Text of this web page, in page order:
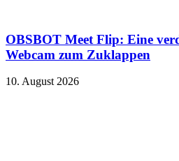
OBSBOT Meet Flip: Eine
Webcam zum Zuklappen
10. August 2026